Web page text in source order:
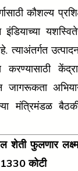
कौशल्य
जागरूकता
मंत्रिमंडळ
शेती फुलणार
कोटी